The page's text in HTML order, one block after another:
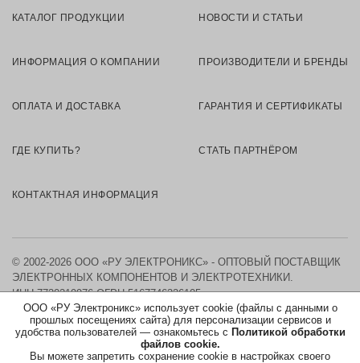
ООО «РУ Электроникс» использует cookie (файлы с данными о
прошлых посещениях сайта) для персонализации сервисов и
удобства пользователей — ознакомьтесь с Политикой обработки
файлов cookie.
Вы можете запретить сохранение cookie в настройках своего
КАТАЛОГ ПРОДУКЦИИ НОВОСТИ И СТАТЬИ
ИНФОРМАЦИЯ О КОМПАНИИ ПРОИЗВОДИТЕЛИ И БРЕНДЫ
ОПЛАТА И ДОСТАВКА ГАРАНТИЯ И СЕРТИФИКАТЫ
ГДЕ КУПИТЬ? СТАТЬ ПАРТНЁРОМ
КОНТАКТНАЯ ИНФОРМАЦИЯ
© 2002-2026 ООО «РУ ЭЛЕКТРОНИКС» - ОПТОВЫЙ ПОСТАВЩИК
ЭЛЕКТРОННЫХ КОМПОНЕНТОВ И ЭЛЕКТРОТЕХНИКИ.
ИНН 7730219976 ОГРН 5167746326105
КАРТА САЙТА
ПОЛИТИКА ОБРАБОТКИ ПЕРСОНАЛЬНЫХ ДАННЫХ